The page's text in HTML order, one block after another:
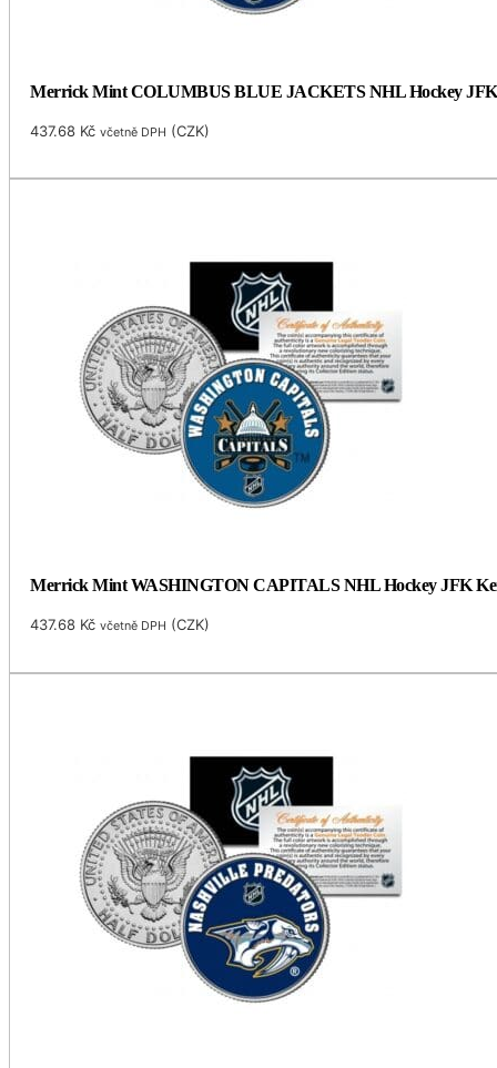
Merrick Mint COLUMBUS BLUE JACKETS NHL Hockey JFK
437.68 Kč včetně DPH (CZK)
Merrick Mint WASHINGTON CAPITALS NHL Hockey JFK
437.68 Kč včetně DPH (CZK)